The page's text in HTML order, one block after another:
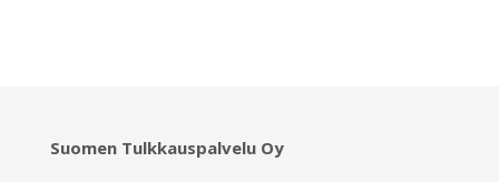
Suomen Tulkkauspalvelu Oy